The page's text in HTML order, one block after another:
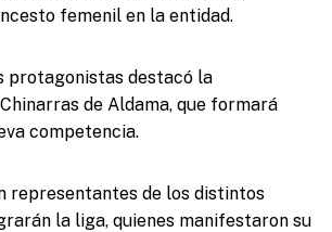
femenil en la entidad.
protagonistas destacó la
de Aldama, que formará
competencia.
representantes de los distintos
la liga, quienes manifestaron su